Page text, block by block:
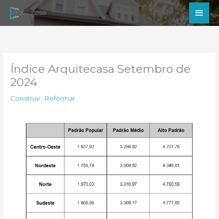
para
Índice Arquitecasa Setembro de
2024
Construir Reformar